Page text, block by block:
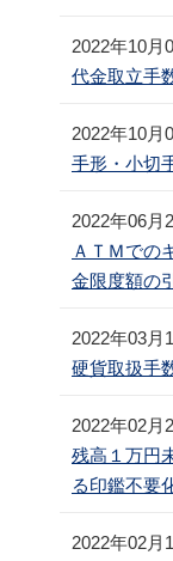
2022年10月
代金取立手
2022年10月
手形・小切
2022年06月
ＡＴＭでの
金限度額の
2022年03月
硬貨取扱手
2022年02月
残高１万円
る印鑑不要
2022年02月